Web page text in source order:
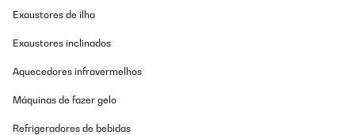
Exaustores de ilha
Exaustores inclinados
Aquecedores infravermelhos
Máquinas de fazer gelo
Refrigeradores de bebidas